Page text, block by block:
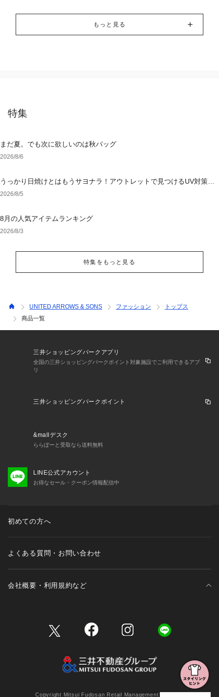
もっと見る
特集
まだ夏。でも次に欲しいのは秋バッグ
2026/8/6
うっかり日焼けとはもうサヨナラ！アウトレットで見つけるUV対策ウ
ェア
2026/8/5
8月の人気アイテムランキング
2026/8/3
特集をもっと見る
UNITED ARROWS & SONS ファッション
トップス
商品一覧
三井ショッピングパークアプリ
全国の三井ショッピングパークポイント対象施設でご利用できるアプ
リ
三井ショッピングパークポイント
&mallデスク
ららぽーと受取なら送料無料
LINE公式アカウント
お得なセール・クーポン情報配信中
初めての方へ
よくある質問・お問い合わせ
会社概要・利用規約など
Copyright Mitsui Fudosan Retail Management Co., Ltd.